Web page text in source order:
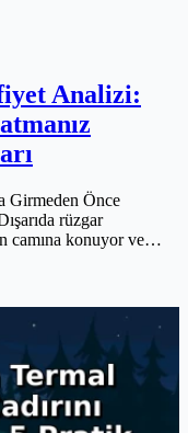
Analizi:
Girmeden Önce
rüzgar
camına konuyor ve